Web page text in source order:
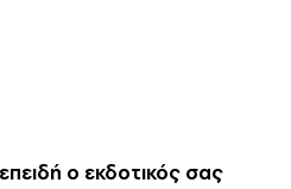
ο εκδοτικός σας